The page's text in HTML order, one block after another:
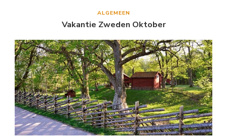
ALGEMEEN
Vakantie Zweden Oktober